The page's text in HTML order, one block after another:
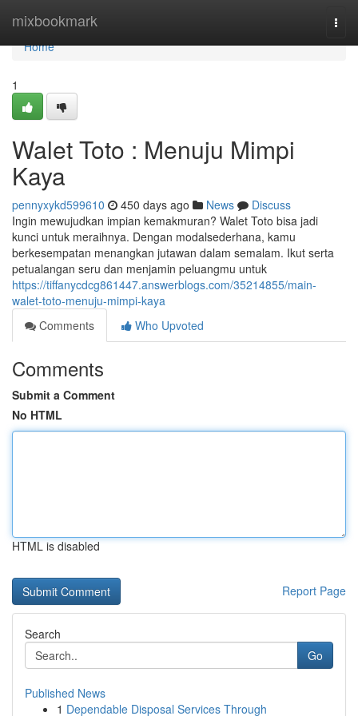
mixbookmark
Home
Home
1
Walet Toto : Menuju Mimpi
Kaya
pennyxykd599610 450 days ago News
Discuss
Ingin mewujudkan impian kemakmuran? Walet Toto bisa jadi
kunci untuk meraihnya. Dengan modalsederhana, kamu
berkesempatan menangkan jutawan dalam semalam. Ikut serta
petualangan seru dan menjamin peluangmu untuk
https://tiffanycdcg861447.answerblogs.com/35214855/main-
walet-toto-menuju-mimpi-kaya
Comments
Who Upvoted
Comments
Submit a Comment
No HTML
HTML is disabled
Report Page
Search
Go
Published News
1 Dependable Disposal Services Through